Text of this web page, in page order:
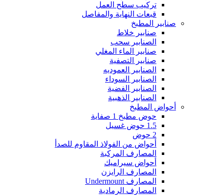
تركيب سطح العمل
قبعات النهاية والمفاصل
صنابير المطبخ
صنابير خلاط
الصنابير سحب
صنابير الماء المغلي
صنابير التصفية
الصنابير العموديه
الصنابير السوداء
الصنابير الفضية
الصنابير الذهبية
أحواض المطبخ
حوض مطبخ 1 صفاية
1.5 حوض غسيل
2 حوض
أحواض من الفولاذ المقاوم للصدأ
المصارف المركبة
أحواض سيراميك
المصارف الرايزن
المصارف Undermount
المصارف الرمادية